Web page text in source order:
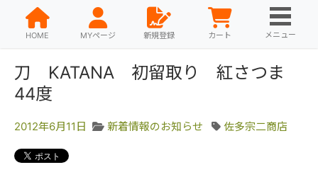
HOME MYページ 新規登録 カート メニュー
刀 KATANA 初留取り 紅さつま
44度
2012年6月11日 新着情報のお知らせ 佐多宗二商店